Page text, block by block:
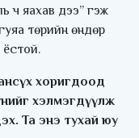
ч яахав дээ” гэж
төрийн өндөр
ёстой.
хоригдоод
хэлмэгдүүлж
Та энэ тухай юу